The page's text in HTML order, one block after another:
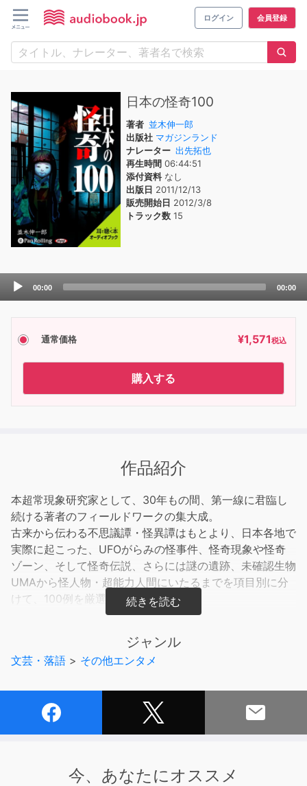
ログイン 会員登録
日本の怪奇100
著者 並木伸一郎
出版社 マガジンランド
ナレーター 出先拓也
再生時間 06:44:51
添付資料なし
出版日 2011/12/13
販売開始日 2012/3/8
トラック数 15
Audio
00:00 00:00
通常価格 ¥1,571税込
購入する
作品紹介
本超常現象研究家として、30年もの間、第一線に君臨し
続ける著者のフィールドワークの集大成。
古来から伝わる不思議譚・怪異譚はもとより、日本各地で
実際に起こった、UFOがらみの怪事件、怪奇現象や怪奇
ゾーン、そして怪奇伝説、さらには謎の遺跡、未確認生物
UMAから怪人物・超能力人間にいたるまでを項目別に分
けて、100例を厳選！！
郎著 ISBN：978-4-944101-26-9 550円(税込))を
オーディオ化したものです。
ジャンル
文芸・落語 > その他エンタメ
今、あなたにオススメ